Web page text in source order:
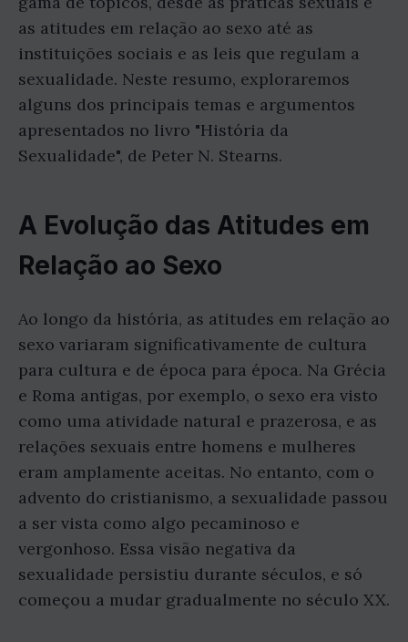
as atitudes em relação ao sexo até as
instituições sociais e as leis que regulam a
sexualidade. Neste resumo, exploraremos
alguns dos principais temas e argumentos
apresentados no livro "História da
Sexualidade", de Peter N. Stearns.
A Evolução das Atitudes em
Relação ao Sexo
Ao longo da história, as atitudes em relação ao
sexo variaram significativamente de cultura
para cultura e de época para época. Na Grécia
e Roma antigas, por exemplo, o sexo era visto
como uma atividade natural e prazerosa, e as
relações sexuais entre homens e mulheres
eram amplamente aceitas. No entanto, com o
advento do cristianismo, a sexualidade passou
a ser vista como algo pecaminoso e
vergonhoso. Essa visão negativa da
sexualidade persistiu durante séculos, e só
começou a mudar gradualmente no século XX.